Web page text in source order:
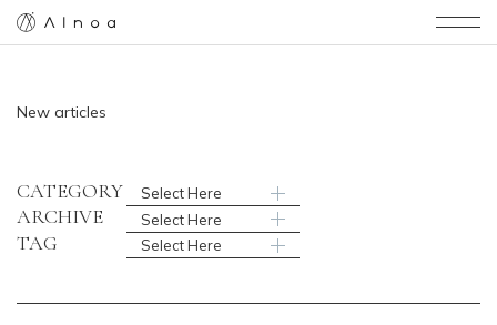
AInoa
New articles
CATEGORY Select Here
ARCHIVE Select Here
TAG Select Here